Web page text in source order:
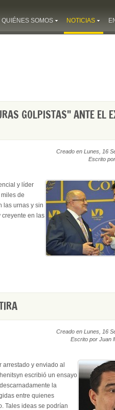
QUIÉNES SOMOS NOTICIAS
GOLPISTAS" ANTE EL
Creado en Lunes, 16
Escrito
y líder
de
las urnas y sin
creyente en las
Creado en Lunes, 16
Escrito por Juan
y enviado al
escribió un ensayo
la
entre quienes
Tales ideas se podrían